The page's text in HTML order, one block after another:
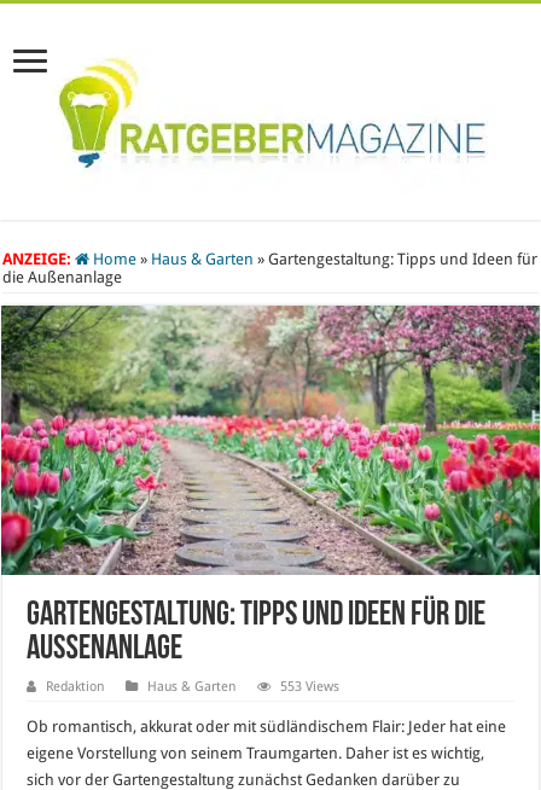
ANZEIGE: Home » Haus & Garten » Gartengestaltung: Tipps und Ideen für
die Außenanlage
Gartengestaltung: Tipps und Ideen für die
Außenanlage
Redaktion Haus & Garten 553 Views
Ob romantisch, akkurat oder mit südländischem Flair: Jeder hat eine
eigene Vorstellung von seinem Traumgarten. Daher ist es wichtig,
sich vor der Gartengestaltung zunächst Gedanken darüber zu